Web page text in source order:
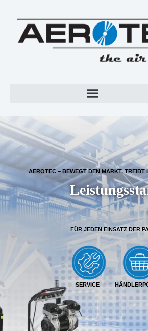
FÜR JEDEN EINSATZ DER
SERVICE
AEROTEC – BEWEGT DEN MARKT, TREIBT